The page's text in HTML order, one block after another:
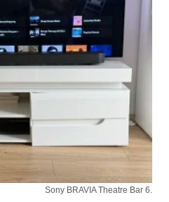
Sony BRAVIA Theatre Bar 6.